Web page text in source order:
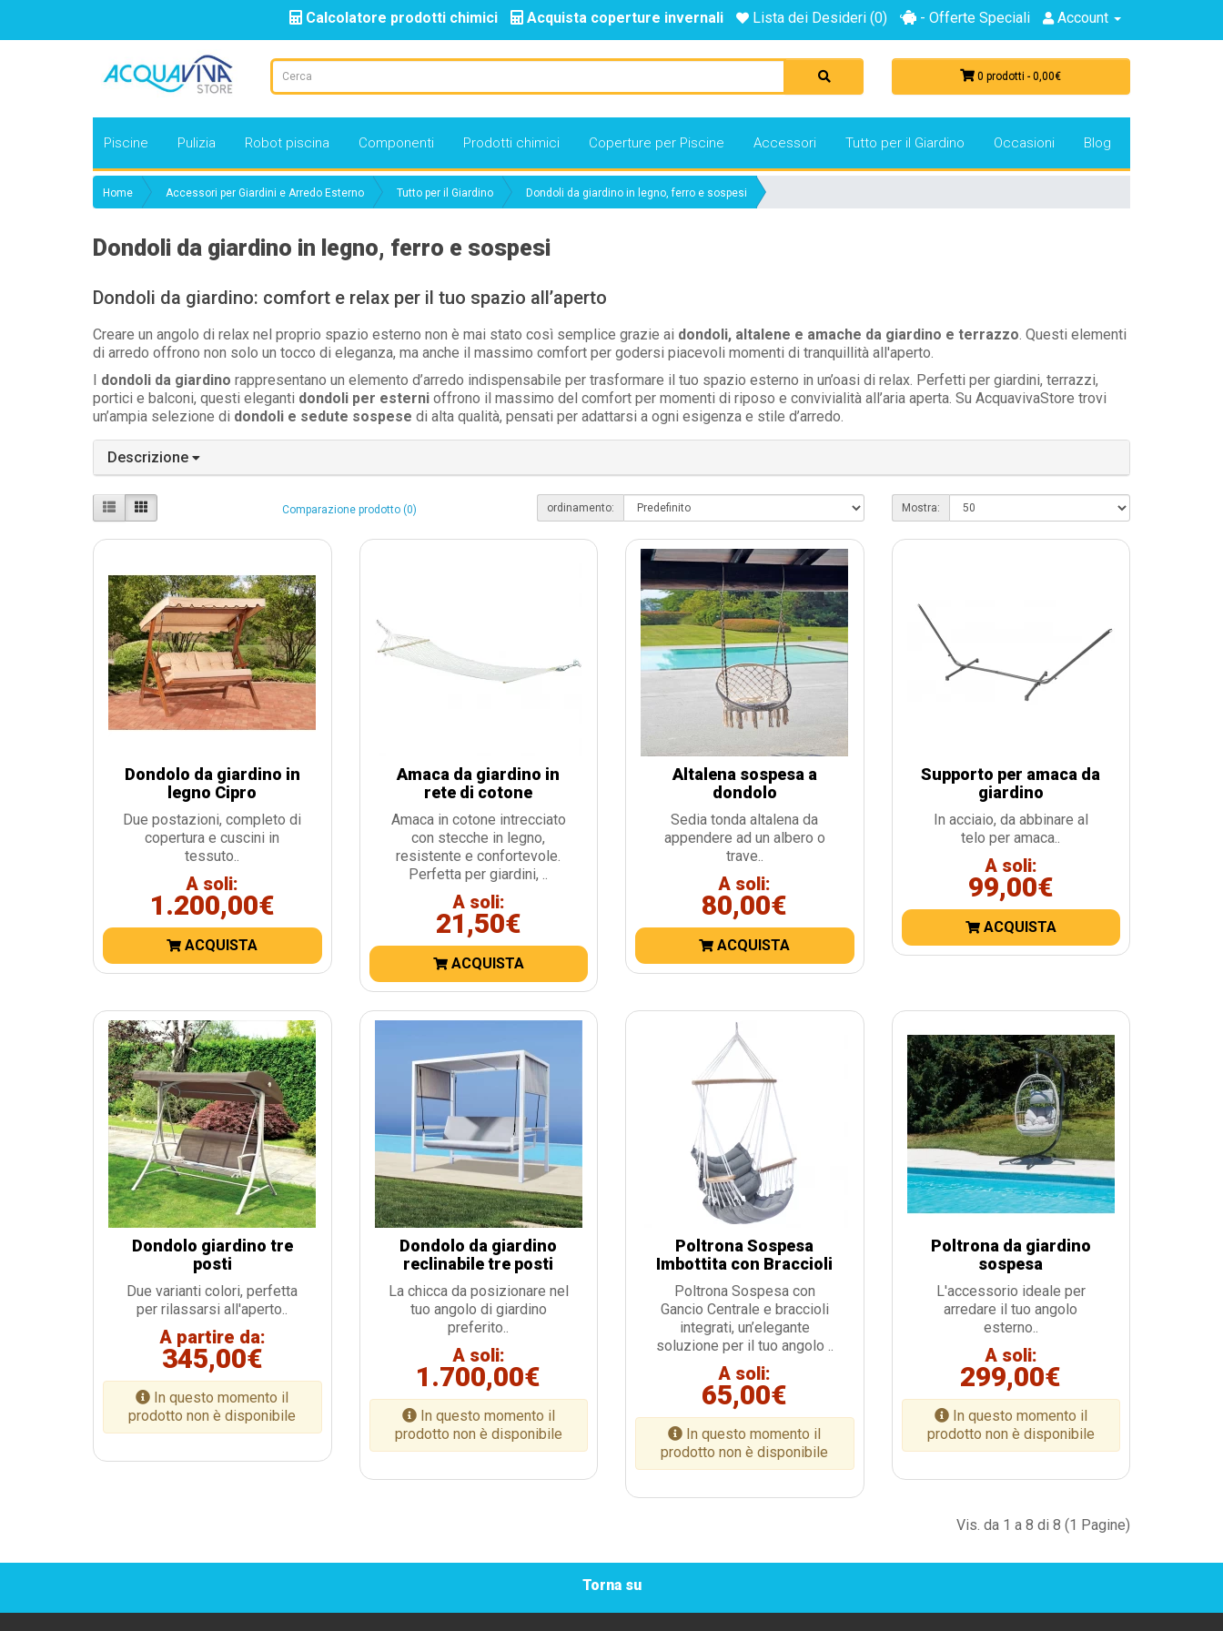
Calcolatore prodotti chimici Acquista coperture invernali Lista dei Desideri (0) - Offerte Speciali Account
0 prodotti - 0,00€
Piscine Pulizia Robot piscina Componenti Prodotti chimici Coperture per Piscine Accessori Tutto per il Giardino Occasioni Blog
Home Accessori per Giardini e Arredo Esterno Tutto per il Giardino Dondoli da giardino in legno, ferro e sospesi
Dondoli da giardino in legno, ferro e sospesi
Dondoli da giardino: comfort e relax per il tuo spazio all’aperto
Creare un angolo di relax nel proprio spazio esterno non è mai stato così semplice grazie ai dondoli, altalene e amache da giardino e terrazzo. Questi elementi
di arredo offrono non solo un tocco di eleganza, ma anche il massimo comfort per godersi piacevoli momenti di tranquillità all'aperto.
I dondoli da giardino rappresentano un elemento d’arredo indispensabile per trasformare il tuo spazio esterno in un’oasi di relax. Perfetti per giardini, terrazzi,
portici e balconi, questi eleganti dondoli per esterni offrono il massimo del comfort per momenti di riposo e convivialità all’aria aperta. Su AcquavivaStore trovi
un’ampia selezione di dondoli e sedute sospese di alta qualità, pensati per adattarsi a ogni esigenza e stile d’arredo.
Descrizione
Comparazione prodotto (0) ordinamento: Mostra:
Dondolo da giardino in
legno Cipro
Due postazioni, completo di
copertura e cuscini in
tessuto..
A soli:
1.200,00€
ACQUISTA
Amaca da giardino in
rete di cotone
Amaca in cotone intrecciato
con stecche in legno,
resistente e confortevole.
Perfetta per giardini, ..
A soli:
21,50€
ACQUISTA
Altalena sospesa a
dondolo
Sedia tonda altalena da
appendere ad un albero o
trave..
A soli:
80,00€
ACQUISTA
Supporto per amaca da
giardino
In acciaio, da abbinare al
telo per amaca..
A soli:
99,00€
ACQUISTA
Dondolo giardino tre
posti
Due varianti colori, perfetta
per rilassarsi all'aperto..
A partire da:
345,00€
In questo momento il
prodotto non è disponibile
Dondolo da giardino
reclinabile tre posti
La chicca da posizionare nel
tuo angolo di giardino
preferito..
A soli:
1.700,00€
In questo momento il
prodotto non è disponibile
Poltrona Sospesa
Imbottita con Braccioli
Poltrona Sospesa con
Gancio Centrale e braccioli
integrati, un’elegante
soluzione per il tuo angolo ..
A soli:
65,00€
In questo momento il
prodotto non è disponibile
Poltrona da giardino
sospesa
L'accessorio ideale per
arredare il tuo angolo
esterno..
A soli:
299,00€
In questo momento il
prodotto non è disponibile
Vis. da 1 a 8 di 8 (1 Pagine)
Torna su